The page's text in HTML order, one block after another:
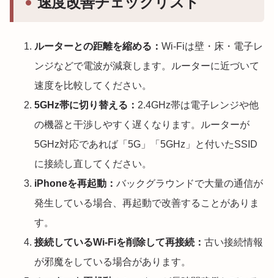
ルーターとの距離を縮める： Wi-Fiは壁・床・電子レ
ンジなどで電波が減衰します。ルーターに近づいて
速度を比較してください。
5GHz帯に切り替える： 2.4GHz帯は電子レンジや他
の機器と干渉しやすく遅くなります。ルーターが
5GHz対応であれば「5G」「5GHz」と付いたSSID
に接続し直してください。
iPhoneを再起動： バックグラウンドで大量の通信が
発生している場合、再起動で改善することがありま
す。
接続しているWi-Fiを削除して再接続： 古い接続情報
が邪魔をしている場合があります。